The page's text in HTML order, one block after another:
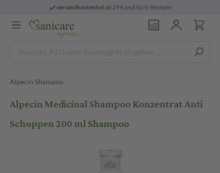
versandkostenfreiab 29 € und für E-Rezepte
Alpecin Shampoo
Alpecin Medicinal Shampoo Konzentrat Anti
Schuppen 200 ml Shampoo